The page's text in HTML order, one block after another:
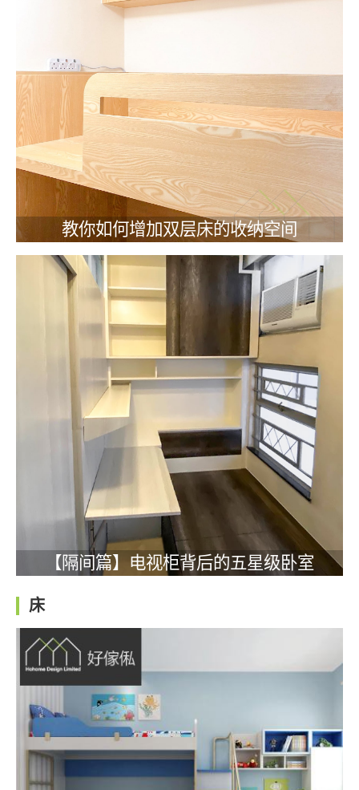
教你如何增加双层床的收纳空间
【隔间篇】电视柜背后的五星级卧室
床